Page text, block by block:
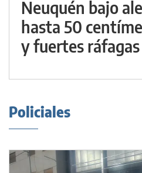
Neuquén bajo
hasta 50
y fuertes
Policiales